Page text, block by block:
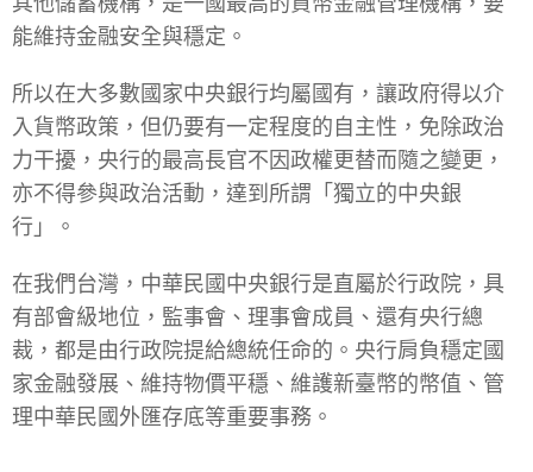
能維持金融安全與穩定。
所以在大多數國家中央銀行均屬國有，讓政府得以介
入貨幣政策，但仍要有一定程度的自主性，免除政治
力干擾，央行的最高長官不因政權更替而隨之變更，
亦不得參與政治活動，達到所謂「獨立的中央銀
行」。
在我們台灣，中華民國中央銀行是直屬於行政院，具
有部會級地位，監事會、理事會成員、還有央行總
裁，都是由行政院提給總統任命的。央行肩負穩定國
家金融發展、維持物價平穩、維護新臺幣的幣值、管
理中華民國外匯存底等重要事務。